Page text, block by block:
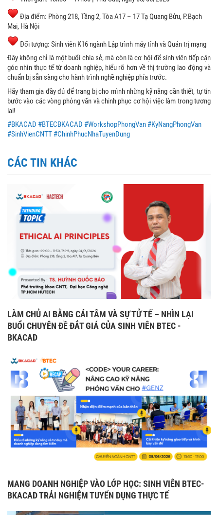
Địa điểm: Phòng 218, Tầng 2, Tòa A17 – 17 Tạ Quang Bửu, P.Bạch
Mai, Hà Nội
Đối tượng: Sinh viên K16 ngành Lập trình máy tính và Quản trị mạng
Đây không chỉ là một buổi chia sẻ, mà còn là cơ hội để sinh viên tiếp cận
góc nhìn thực tế từ doanh nghiệp, hiểu rõ hơn về thị trường lao động và
chuẩn bị sẵn sàng cho hành trình nghề nghiệp phía trước.
Hãy tham gia đầy đủ để trang bị cho mình những kỹ năng cần thiết, tự tin
bước vào các vòng phỏng vấn và chinh phục cơ hội việc làm trong tương
lai!
#BKACAD #BTECBKACAD #WorkshopPhongVan #KyNangPhongVan
#SinhVienCNTT #ChinhPhucNhaTuyenDung
CÁC TIN KHÁC
LÀM CHỦ AI BẰNG CÁI TÂM VÀ SỰ TỬ TẾ – NHÌN LẠI
BUỔI CHUYÊN ĐỀ ĐẮT GIÁ CỦA SINH VIÊN BTEC -
BKACAD
MANG DOANH NGHIỆP VÀO LỚP HỌC: SINH VIÊN BTEC-
BKACAD TRẢI NGHIỆM TUYỂN DỤNG THỰC TẾ